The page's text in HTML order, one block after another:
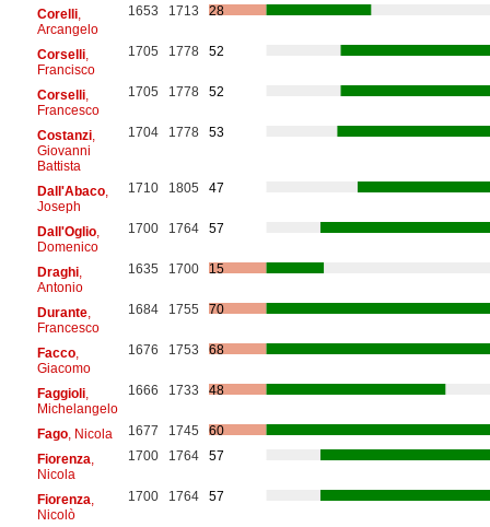
Corelli,
Arcangelo
1653 1713 28
Corselli,
Francisco
1705 1778 52
Corselli,
Francesco
1705 1778 52
Costanzi,
Giovanni
Battista
1704 1778 53
Dall'Abaco,
Joseph
1710 1805 47
Dall'Oglio,
Domenico
1700 1764 57
Draghi,
Antonio
1635 1700 15
Durante,
Francesco
1684 1755 70
Facco,
Giacomo
1676 1753 68
Faggioli,
Michelangelo
1666 1733 48
Fago, Nicola 1677 1745
60
Fiorenza
Nicola
1700 1764 57
Fiorenza
Nicolò
1700 1764 57